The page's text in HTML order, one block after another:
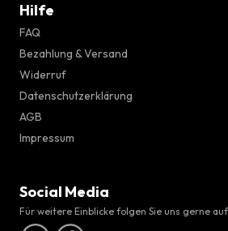
Hilfe
FAQ
Bezahlung & Versand
Widerruf
Datenschutzerklärung
AGB
Impressum
Social Media
Für weitere Einblicke folgen Sie uns gerne